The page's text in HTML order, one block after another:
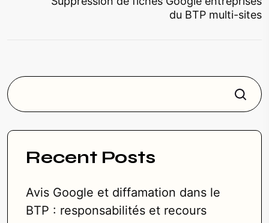
du BTP multi-sites
Rechercher
Recent Posts
Avis Google et diffamation dans le
BTP : responsabilités et recours